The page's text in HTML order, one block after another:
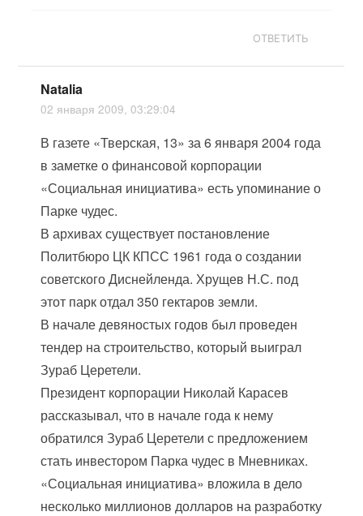
ОТВЕТИТЬ
Natalia
02 января 2009, 03:29:04
В газете «Тверская, 13» за 6 января 2004 года
в заметке о финансовой корпорации
«Социальная инициатива» есть упоминание о
Парке чудес.
В архивах существует постановление
Политбюро ЦК КПСС 1961 года о создании
советского Диснейленда. Хрущев Н.С. под
этот парк отдал 350 гектаров земли.
В начале девяностых годов был проведен
тендер на строительство, который выиграл
Зураб Церетели.
Президент корпорации Николай Карасев
рассказывал, что в начале года к нему
обратился Зураб Церетели с предложением
стать инвестором Парка чудес в Мневниках.
«Социальная инициатива» вложила в дело
несколько миллионов долларов на разработку